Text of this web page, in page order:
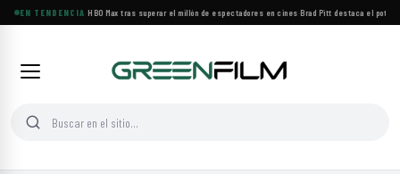
EN TENDENCIA
BACKROOMS llega a HBO Max tras superar el millón de espectadores en cines·Brad Pitt destaca el